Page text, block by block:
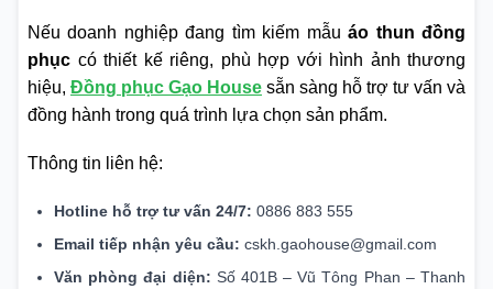
Nếu doanh nghiệp đang tìm kiếm mẫuáo thun đồng
phục có thiết kế riêng, phù hợp với hình ảnh thương
hiệu, Đồng phục Gạo House sẵn sàng hỗ trợ tư vấn và
đồng hành trong quá trình lựa chọn sản phẩm.
Thông tin liên hệ:
Hotline hỗ trợ tư vấn 24/7: 0886 883 555
Email tiếp nhận yêu cầu: cskh.gaohouse@gmail.com
Văn phòng đại diện: Số 401B – Vũ Tông Phan – Thanh